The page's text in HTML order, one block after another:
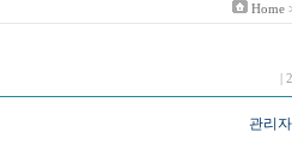
Home
|
관리자